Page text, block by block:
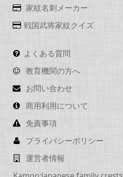
家紋名刺メーカー
戦国武将家紋クイズ
よくある質問
教育機関の方へ
お問い合わせ
商用利用について
免責事項
プライバシーポリシー
運営者情報